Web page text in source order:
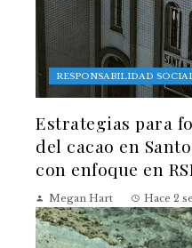
RESPONSABILIDAD
Estrategias para
del cacao en
con enfoque en
Megan Hart Hace 2